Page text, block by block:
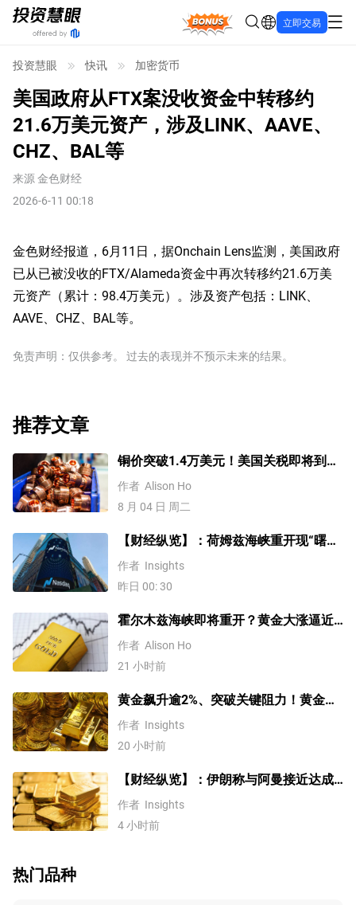
Bonus 立即交易
投资慧眼 快讯 加密货币
美国政府从FTX案没收资金中转移约
21.6万美元资产，涉及LINK、AAVE、
CHZ、BAL等
来源金色财经
2026-6-11 00:18
金色财经报道，6月11日，据Onchain Lens监测，美国政府
已从已被没收的FTX/Alameda资金中再次转移约21.6万美
元资产（累计：98.4万美元）。涉及资产包括：LINK、
AAVE、CHZ、BAL等。
免责声明：仅供参考。 过去的表现并不预示未来的结果。
推荐文章
铜价突破1.4万美元！美国关税即将到
来？未来会再创新高吗？
作者 Alison Ho
8 月 04 日 周二
【财经纵览】：荷姆兹海峡重开现“曙
光”、WTI原油重挫逾6%，道指、标普创
历史新高！
作者 Insights
昨日 00: 30
霍尔木兹海峡即将重开？黄金大涨逼近
4200美元！原油价格3连跌
作者 Alison Ho
21 小时前
黄金飙升逾2%、突破关键阻力！黄金、
WTI原油、美元指数、纳指100指数技术
分析
作者 Insights
20 小时前
【财经纵览】：伊朗称与阿曼接近达成
协议，黄金涨超200美元、WTI原油三连
跌，道指续创历史新高！
作者 Insights
4 小时前
热门品种